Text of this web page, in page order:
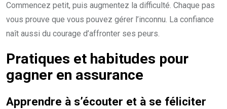
Commencez petit, puis augmentez la difficulté. Chaque pas
vous prouve que vous pouvez gérer l’inconnu. La confiance
naît aussi du courage d’affronter ses peurs.
Pratiques et habitudes pour
gagner en assurance
Apprendre à s’écouter et à se féliciter